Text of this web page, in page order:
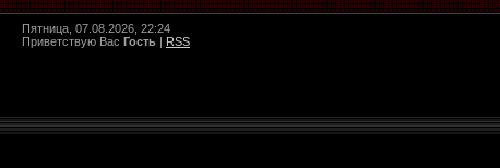
Пятница, 07.08.2026, 22:24
Приветствую Вас Гость | RSS